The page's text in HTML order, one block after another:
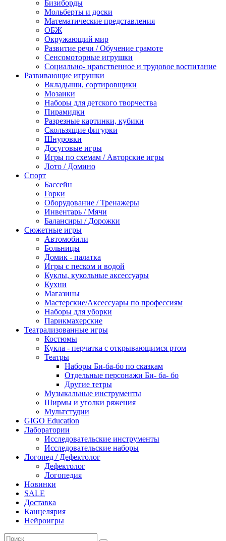
Бизиборды
Мольберты и доски
Математические представления
ОБЖ
Окружающий мир
Развитие речи / Обучение грамоте
Сенсомоторные игрушки
Социально- нравственное и трудовое воспитание
Развивающие игрушки
Вкладыши, сортировщики
Мозаики
Наборы для детского творчества
Пирамидки
Разрезные картинки, кубики
Скользящие фигурки
Шнуровки
Досуговые игры
Игры по схемам / Авторские игры
Лото / Домино
Спорт
Бассейн
Горки
Оборудование / Тренажеры
Инвентарь / Мячи
Балансиры / Дорожки
Сюжетные игры
Автомобили
Больницы
Домик - палатка
Игры с песком и водой
Куклы, кукольные аксессуары
Кухни
Магазины
Мастерские/Аксессуары по профессиям
Наборы для уборки
Парикмахерские
Театрализованные игры
Костюмы
Кукла - перчатка с открывающимся ртом
Театры
Наборы Би-ба-бо по сказкам
Отдельные персонажи Би- ба- бо
Другие тетры
Музыкальные инструменты
Ширмы и уголки ряжения
Мультстудии
GIGO Education
Лаборатории
Исследовательские инструменты
Исследовательские наборы
Логопед / Дефектолог
Дефектолог
Логопедия
Новинки
SALE
Доставка
Канцелярия
Нейроигры